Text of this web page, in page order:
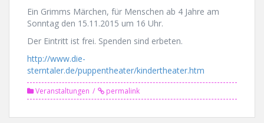
Ein Grimms Märchen, für Menschen ab 4 Jahre am
Sonntag den 15.11.2015 um 16 Uhr.
Der Eintritt ist frei. Spenden sind erbeten.
http://www.die-
sterntaler.de/puppentheater/kindertheater.htm
Veranstaltungen permalink